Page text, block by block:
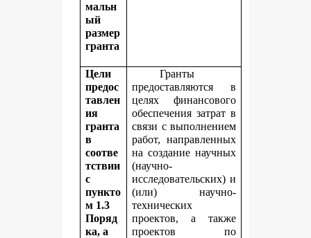
мальн
ый
размер
гранта
Цели
предос
тавлен
ия
гранта
в
соотве
тствии
с
пункто
м 1.3
Поряд
ка, а
Гранты
предоставляются в
целях финансового
обеспечения затрат в
связи с выполнением
работ, направленных
на создание научных
(научно-
исследовательских) и
(или) научно-
технических
проектов, а также
проектов по